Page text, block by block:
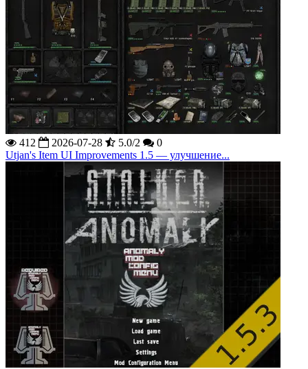
412 2026-07-28 5.0/2
0
Utjan's Item UI Improvements 1.5 — улучшение...